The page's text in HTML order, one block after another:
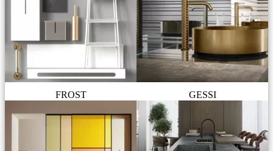
FROST GESSI